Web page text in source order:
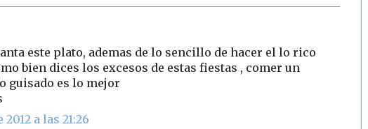
este plato, ademas de lo sencillo de hacer el lo rico
bien dices los excesos de estas fiestas , comer un
guisado es lo mejor
a las 21:26